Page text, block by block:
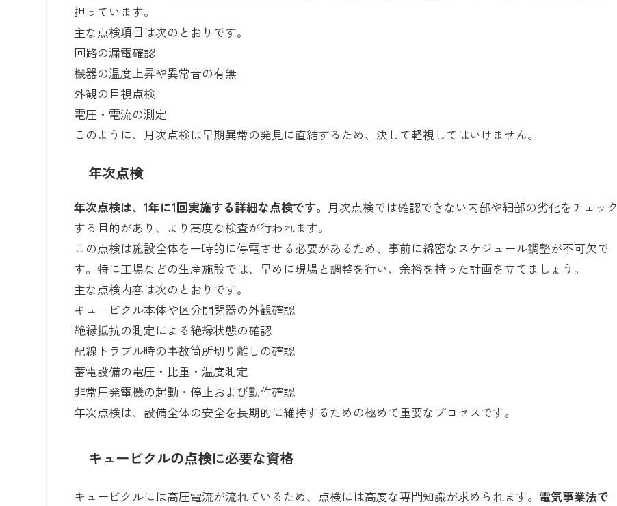
担っています。
主な点検項目は次のとおりです。
回路の漏電確認
機器の温度上昇や異常音の有無
外観の目視点検
電圧・電流の測定
このように、月次点検は早期異常の発見に直結するため、決して軽視してはいけません。
年次点検
年次点検は、1年に1回実施する詳細な点検です。 月次点検では確認できない内部や細部の劣化をチェック
する目的があり、より高度な検査が行われます。
この点検は施設全体を一時的に停電させる必要があるため、事前に綿密なスケジュール調整が不可欠で
す。特に工場などの生産施設では、早めに現場と調整を行い、余裕を持った計画を立てましょう。
主な点検内容は次のとおりです。
キュービクル本体や区分開閉器の外観確認
絶縁抵抗の測定による絶縁状態の確認
配線トラブル時の事故箇所切り離しの確認
蓄電設備の電圧・比重・温度測定
非常用発電機の起動・停止および動作確認
年次点検は、設備全体の安全を長期的に維持するための極めて重要なプロセスです。
キュービクルの点検に必要な資格
キュービクルには高圧電流が流れているため、点検には高度な専門知識が求められます。 電気事業法で